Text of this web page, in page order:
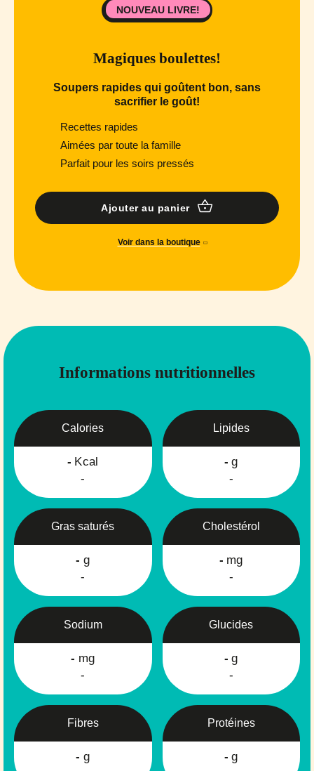
Magiques boulettes!
Soupers rapides qui goûtent bon, sans
sacrifier le goût!
Recettes rapides
Aimées par toute la famille
Parfait pour les soirs pressés
Ajouter au panier
Voir dans la boutique
NOUVEAU LIVRE!
Informations nutritionnelles
Calories
- Kcal
-
Lipides
- g
-
Gras saturés
- g
-
Cholestérol
- mg
-
Sodium
- mg
-
Glucides
- g
-
Fibres
- g
Protéines
- g